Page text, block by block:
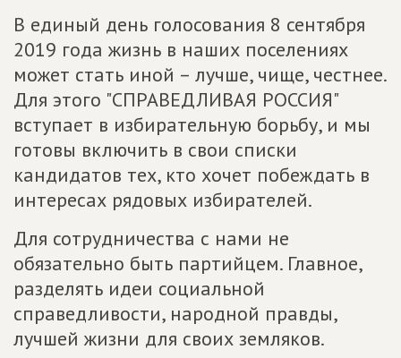
В единый день голосования 8 сентября
2019 года жизнь в наших поселениях
может стать иной – лучше, чище, честнее.
Для этого "СПРАВЕДЛИВАЯ РОССИЯ"
вступает в избирательную борьбу, и мы
готовы включить в свои списки
кандидатов тех, кто хочет побеждать в
интересах рядовых избирателей.
Для сотрудничества с нами не
обязательно быть партийцем. Главное,
разделять идеи социальной
справедливости, народной правды,
лучшей жизни для своих земляков.